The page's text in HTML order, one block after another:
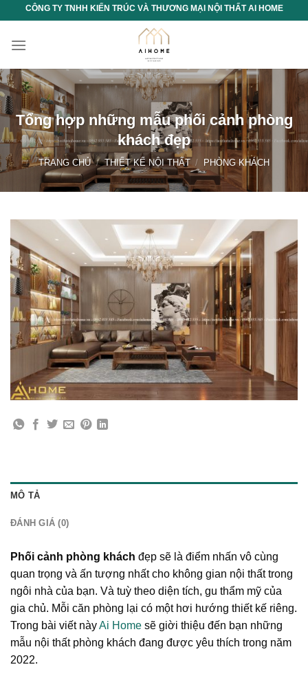
Chuyển
nội
CÔNG TY TNHH KIẾN TRÚC VÀ THƯƠNG MẠI NỘI THẤT AI HOME
Tổng hợp những mẫu phối cảnh phòng
khách đẹp
TRANG CHỦ / THIẾT KẾ NỘI THẤT / PHÒNG KHÁCH
MÔ TẢ
ĐÁNH GIÁ (0)
Phối cảnh phòng khách đẹp sẽ là điểm nhấn vô cùng
quan trọng và ấn tượng nhất cho không gian nội thất trong
ngôi nhà của bạn. Và tuỳ theo diện tích, gu thẩm mỹ của
gia chủ. Mỗi căn phòng lại có một hơi hướng thiết kế riêng.
Trong bài viết nàyAi Home sẽ giời thiệu đến bạn những
mẫu nội thất phòng khách đang được yêu thích trong năm
2022.